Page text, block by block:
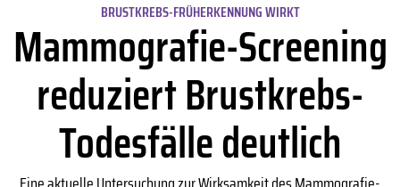
BRUSTKREBS-FRÜHERKENNUNG WIRKT
Mammografie-Screening
reduziert Brustkrebs-
Todesfälle deutlich